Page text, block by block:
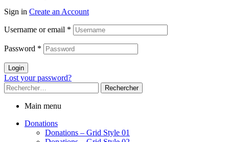
Sign in Create an Account
Username or email *
Password *
Login
Lost your password?
Rechercher :
Main menu
Donations
Donations – Grid Style 01